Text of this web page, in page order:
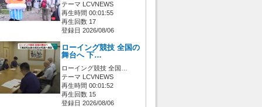
テーマ LCVNEWS
再生時間 00:01:55
再生回数 17
登録日 2026/08/06
ローイング競技 全国の
舞台へ 下…
ローイング競技 全国…
テーマ LCVNEWS
再生時間 00:01:52
再生回数 15
登録日 2026/08/06